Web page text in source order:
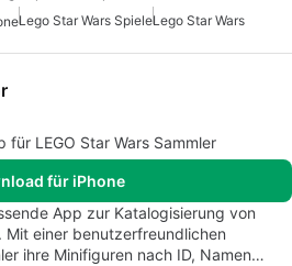
Lego Star Wars SpieleLego Star Wars
für LEGO Star Wars Sammler
für iPhone
App zur Katalogisierung von
Mit einer benutzerfreundlichen
ihre Minifiguren nach ID, Namen…